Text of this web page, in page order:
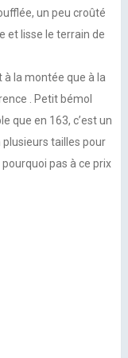
un peu croûté
et lisse le terrain de
la montée que à la
. Petit bémol
que en 163, c’est un
plusieurs tailles pour
pas à ce prix